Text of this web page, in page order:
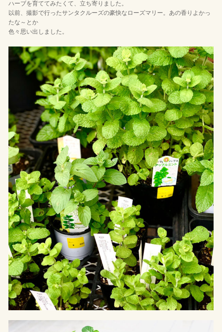
ハーブを育ててみたくて、立ち寄りました。
以前、撮影で行ったサンタクルーズの豪快なローズマリー。あの香りよかっ
たな～とか
色々思い出しました。